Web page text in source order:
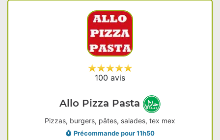
100 avis
Allo Pizza Pasta
Pizzas, burgers, pâtes, salades, tex mex
Précommande pour 11h50